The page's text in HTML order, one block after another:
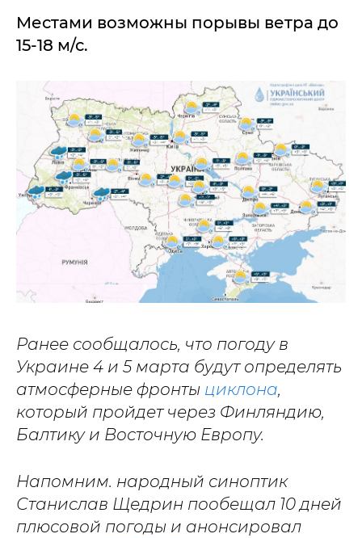
Местами возможны порывы ветра до
15-18 м/с.
Ранее сообщалось, что погоду в
Украине 4 и 5 марта будут определять
атмосферные фронты циклона,
который пройдет через Финляндию,
Балтику и Восточную Европу.
Напомним. народный синоптик
Станислав Щедрин пообещал 10 дней
плюсовой погоды и анонсировал